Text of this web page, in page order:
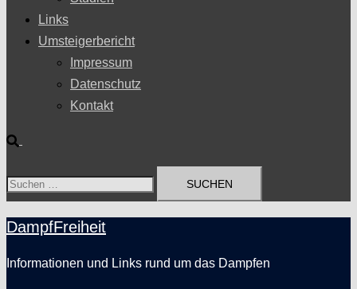
Links
Umsteigerbericht
Impressum
Datenschutz
Kontakt
Suche
Suchen
DampfFreiheit
Informationen und Links rund um das Dampfen